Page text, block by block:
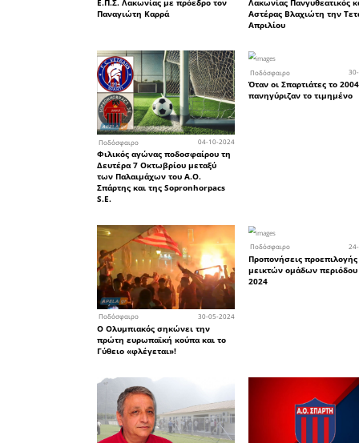
Ο
του
Λουπάνο
(77)΄ η
καθώς ο
κάρτα